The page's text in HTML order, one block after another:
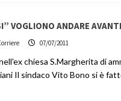
VOGLIONO ANDARE
07/07/2011
chiesa S.Margherita di
Il sindaco Vito Bono si è